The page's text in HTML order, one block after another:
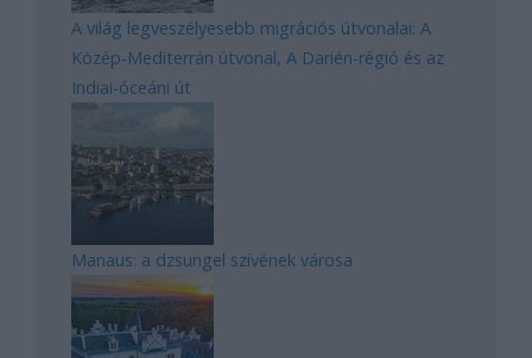
A világ legveszélyesebb migrációs útvonalai: A
Közép-Mediterrán útvonal, A Darién-régió és az
Indiai-óceáni út
Manaus: a dzsungel szívének városa